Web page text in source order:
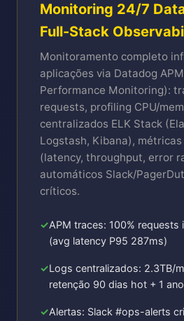
Monitoring 24/7
Full-Stack
Monitoramento completo
aplicações via Datadog
Performance Monitoring):
requests, profiling CPU/
centralizados ELK Stack
Logstash, Kibana),
(latency, throughput, error
automáticos Slack/
críticos.
APM traces: 100% requests
(avg latency P95 287ms)
Logs centralizados: 2.3TB/
retenção 90 dias hot + 1
Alertas: Slack #ops-alerts